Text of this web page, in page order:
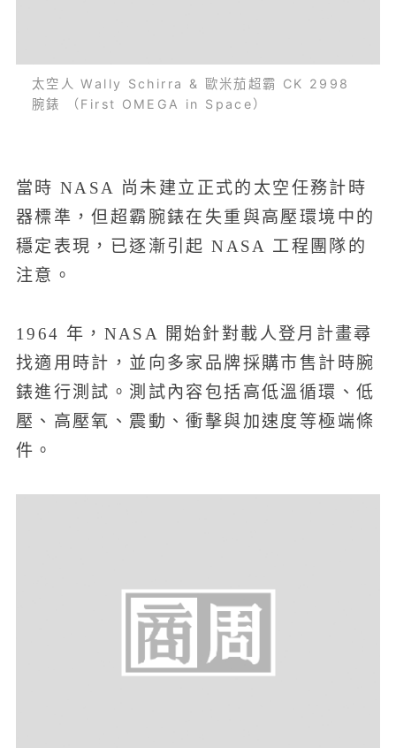
太空人 Wally Schirra & 歐米茄超霸 CK 2998
腕錶 （First OMEGA in Space）
當時 NASA 尚未建立正式的太空任務計時
器標準，但超霸腕錶在失重與高壓環境中的
穩定表現，已逐漸引起 NASA 工程團隊的
注意。
1964 年，NASA 開始針對載人登月計畫尋
找適用時計，並向多家品牌採購市售計時腕
錶進行測試。測試內容包括高低溫循環、低
壓、高壓氧、震動、衝擊與加速度等極端條
件。